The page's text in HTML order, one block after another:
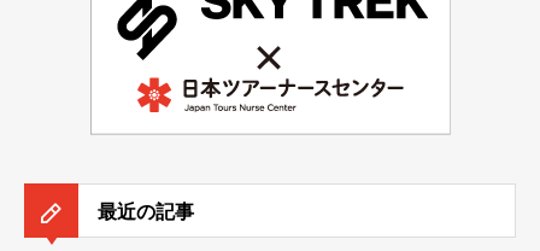
最近の記事